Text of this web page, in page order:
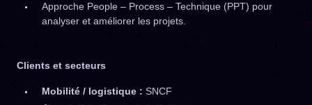
Approche People – Process – Technique (PPT) pour
analyser et améliorer les projets.
Clients et secteurs
Mobilité / logistique : SNCF